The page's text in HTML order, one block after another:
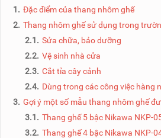
DÂY
THOÁT
NÂNG
VIDEO
NHÔM
GIA
THANG
(THANG
LỒNG)
THANG
1. Đặc điểm của thang nhôm ghế
2. Thang nhôm ghế sử dụng trong
2.1. Sửa chữa, bảo dưỡng
2.2. Vệ sinh nhà cửa
2.3. Cắt tỉa cây cảnh
2.4. Dùng trong các công việc hàng
3. Gợi ý một số mẫu thang nhôm ghế
3.1. Thang ghế 5 bậc Nikawa NKP-
3.2. Thang ghế 4 bậc Nikawa NKP-